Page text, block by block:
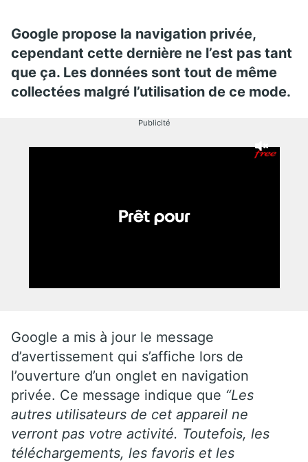
Google propose la navigation privée,
cependant cette dernière ne l’est pas tant
que ça. Les données sont tout de même
collectées malgré l’utilisation de ce mode.
Publicité
Google a mis à jour le message
d’avertissement qui s’affiche lors de
l’ouverture d’un onglet en navigation
privée. Ce message indique que “Les
autres utilisateurs de cet appareil ne
verront pas votre activité. Toutefois, les
téléchargements, les favoris et les